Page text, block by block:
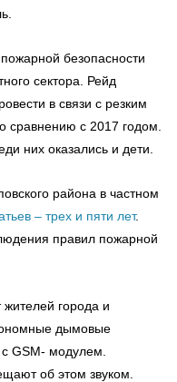
безопасности
сектора. Рейд
в связи с резким
сравнению с 2017 годом.
них оказались и дети.
района в частном
– трех и пяти лет.
правил пожарной
города и
дымовые
GSM- модулем.
об этом звуком.